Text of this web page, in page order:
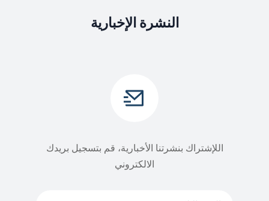
النشرة الإخبارية
اللإشتراك بنشرتنا الأخبارية، قم بتسجيل بريدك
الالكتروني